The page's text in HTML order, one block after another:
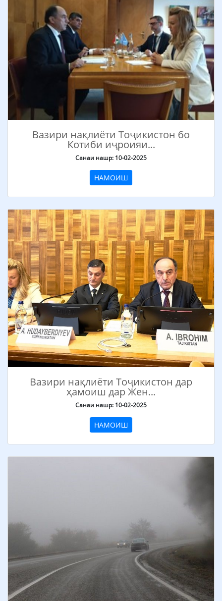
Вазири нақлиёти Тоҷикистон бо
Котиби иҷроияи...
Санаи нашр: 10-02-2025
НАМОИШ
Вазири нақлиёти Тоҷикистон дар
ҳамоиш дар Жен...
Санаи нашр: 10-02-2025
НАМОИШ